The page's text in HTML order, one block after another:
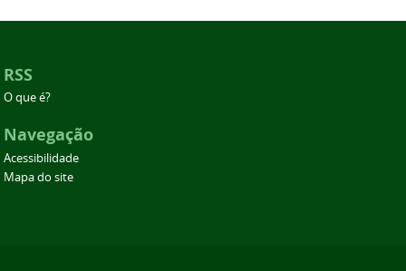
RSS
O que é?
Navegação
Acessibilidade
Mapa do site